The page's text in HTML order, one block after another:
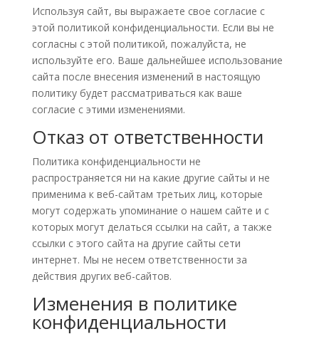
Используя сайт, вы выражаете свое согласие с
этой политикой конфиденциальности. Если вы не
согласны с этой политикой, пожалуйста, не
используйте его. Ваше дальнейшее использование
сайта после внесения изменений в настоящую
политику будет рассматриваться как ваше
согласие с этими изменениями.
Отказ от ответственности
Политика конфиденциальности не
распространяется ни на какие другие сайты и не
применима к веб-сайтам третьих лиц, которые
могут содержать упоминание о нашем сайте и с
которых могут делаться ссылки на сайт, а также
ссылки с этого сайта на другие сайты сети
интернет. Мы не несем ответственности за
действия других веб-сайтов.
Изменения в политике
конфиденциальности